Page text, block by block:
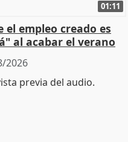
01:11
empleo creado es
al acabar el verano
2026